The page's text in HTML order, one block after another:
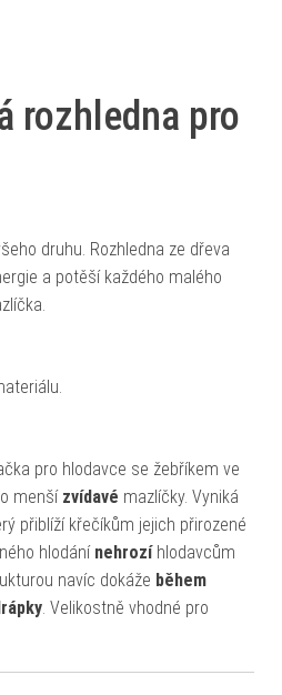
rozhledna pro
druhu. Rozhledna ze dřeva
a potěší každého malého
pro hlodavce se žebříkem ve
menší zvídavé mazlíčky. Vyniká
přiblíží křečíkům jejich přirozené
hlodánínehrozíhlodavcům
navíc dokáže během
. Velikostně vhodné pro